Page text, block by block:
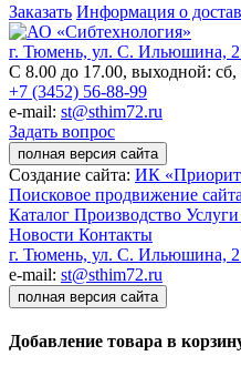
Заказать Информация о
г. Тюмень, ул. С. Ильюшина,
С 8.00 до 17.00, выходной: сб,
+7 (3452) 56-88-99
e-mail: st@sthim72.ru
Задать вопрос
полная версия сайта
Создание сайта: ИК
Поисковое продвижение сайта
Каталог Производство Услуги
Новости Контакты
г. Тюмень, ул. С. Ильюшина,
e-mail: st@sthim72.ru
полная версия сайта
Добавление товара в